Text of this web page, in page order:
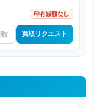
印有減額なし
買取リクエスト